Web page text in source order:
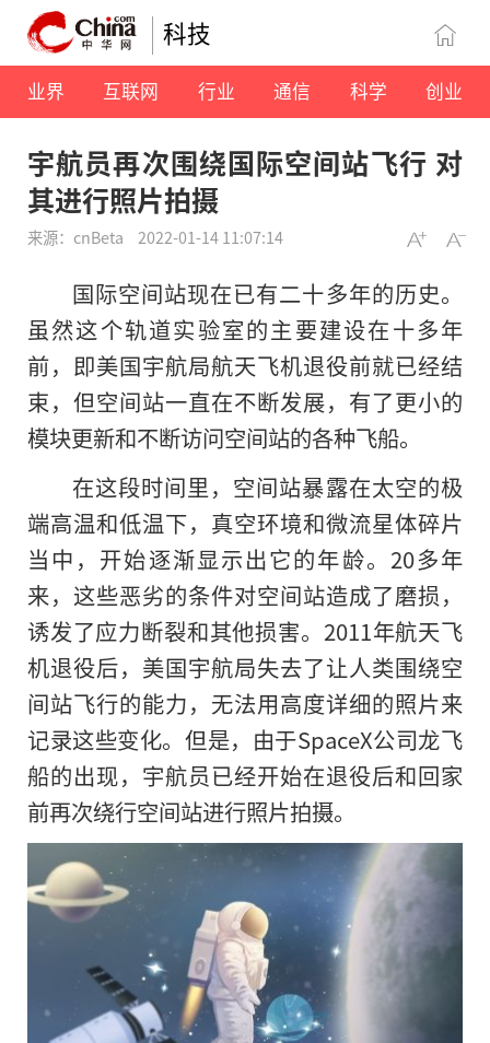
科技
业界 互联网 行业 通信 科学 创业
宇航员再次围绕国际空间站飞行 对
其进行照片拍摄
来源：cnBeta 2022-01-14 11:07:14
国际空间站现在已有二十多年的历史。
虽然这个轨道实验室的主要建设在十多年
前，即美国宇航局航天飞机退役前就已经结
束，但空间站一直在不断发展，有了更小的
模块更新和不断访问空间站的各种飞船。
在这段时间里，空间站暴露在太空的极
端高温和低温下，真空环境和微流星体碎片
当中，开始逐渐显示出它的年龄。20多年
来，这些恶劣的条件对空间站造成了磨损，
诱发了应力断裂和其他损害。2011年航天飞
机退役后，美国宇航局失去了让人类围绕空
间站飞行的能力，无法用高度详细的照片来
记录这些变化。但是，由于SpaceX公司龙飞
船的出现，宇航员已经开始在退役后和回家
前再次绕行空间站进行照片拍摄。